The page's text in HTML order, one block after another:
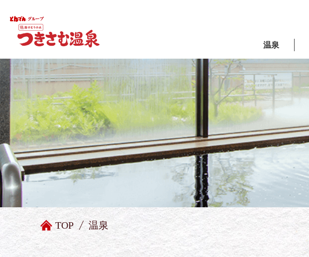
本文までスキップ
温泉
TOP 温泉